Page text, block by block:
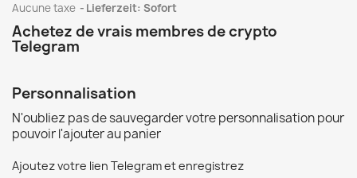
Aucune taxe Lieferzeit: Sofort
Achetez de vrais membres de crypto
Telegram
Personnalisation
N'oubliez pas de sauvegarder votre personnalisation pour
pouvoir l'ajouter au panier
Ajoutez votre lien Telegram et enregistrez